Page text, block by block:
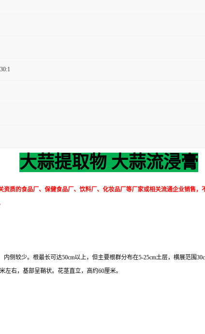
大蒜提取物 大蒜流浸膏
质的食品厂、保健食品厂、饮料厂、化妆品厂等厂家或相关流通企业销售
侧较少。根最长可达50cm以上，但主要根群分布在5-25cm土层，横展范围
右，基部呈鞘状。花茎直立，高约60厘米。